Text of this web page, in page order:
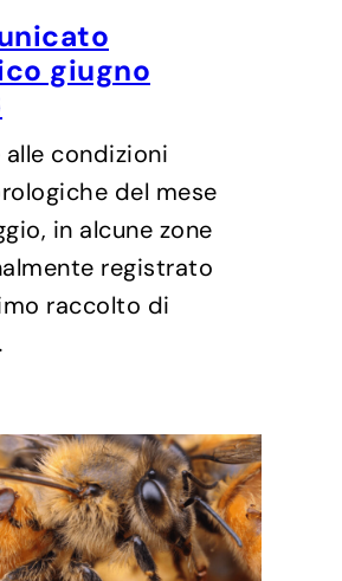
giugno
alle condizioni
del mese
in alcune zone
registrato
raccolto di